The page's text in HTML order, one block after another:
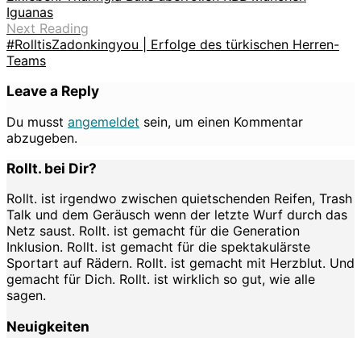
Iguanas
Next Reading
#RolltisZadonkingyou | Erfolge des türkischen Herren-
Teams
Leave a Reply
Du musst angemeldet sein, um einen Kommentar
abzugeben.
Rollt. bei Dir?
Rollt. ist irgendwo zwischen quietschenden Reifen, Trash
Talk und dem Geräusch wenn der letzte Wurf durch das
Netz saust. Rollt. ist gemacht für die Generation
Inklusion. Rollt. ist gemacht für die spektakulärste
Sportart auf Rädern. Rollt. ist gemacht mit Herzblut. Und
gemacht für Dich. Rollt. ist wirklich so gut, wie alle
sagen.
Neuigkeiten